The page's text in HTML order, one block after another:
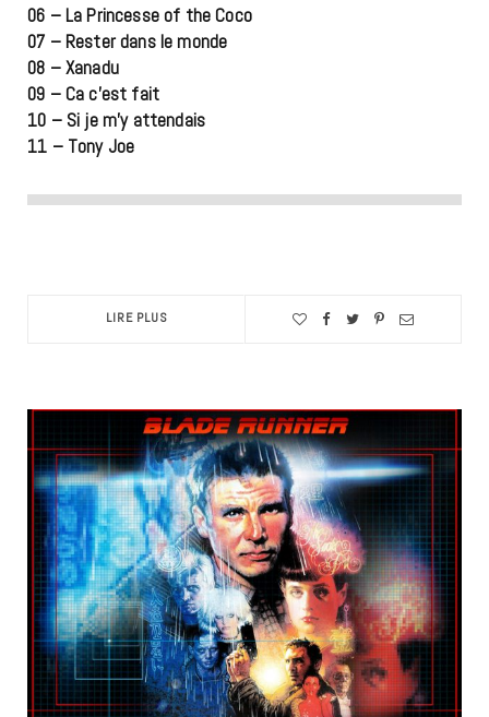
06 – La Princesse of the Coco
07 – Rester dans le monde
08 – Xanadu
09 – Ca c’est fait
10 – Si je m’y attendais
11 – Tony Joe
LIRE PLUS